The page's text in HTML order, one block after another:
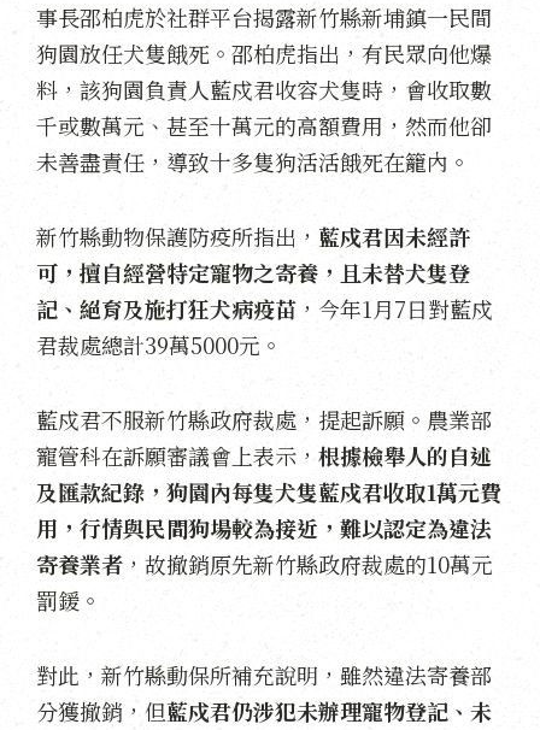
事長邵柏虎於社群平台揭露新竹縣新埔鎮一民間
狗園放任犬隻餓死。邵柏虎指出，有民眾向他爆
料，該狗園負責人藍戍君收容犬隻時，會收取數
千或數萬元、甚至十萬元的高額費用，然而他卻
未善盡責任，導致十多隻狗活活餓死在籠內。
新竹縣動物保護防疫所指出， 藍戍君因未經許
可，擅自經營特定寵物之寄養，且未替犬隻登
記、絕育及施打狂犬病疫苗 ，今年1月7日對藍戍
君裁處總計39萬5000元。
藍戍君不服新竹縣政府裁處，提起訴願。農業部
寵管科在訴願審議會上表示， 根據檢舉人的自述
及匯款紀錄，狗園內每隻犬隻藍戍君收取1萬元費
用，行情與民間狗場較為接近，難以認定為違法
寄養業者 ，故撤銷原先新竹縣政府裁處的10萬元
罰鍰。
對此，新竹縣動保所補充說明，雖然違法寄養部
分獲撤銷，但藍戍君仍涉犯未辦理寵物登記、未